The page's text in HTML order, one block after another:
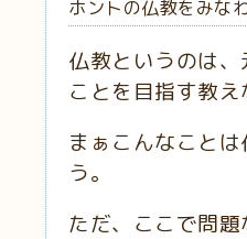
ホントの仏教をみな
仏教というのは
ことを目指す教え
まぁこんなこと
う。
ただ、ここで問